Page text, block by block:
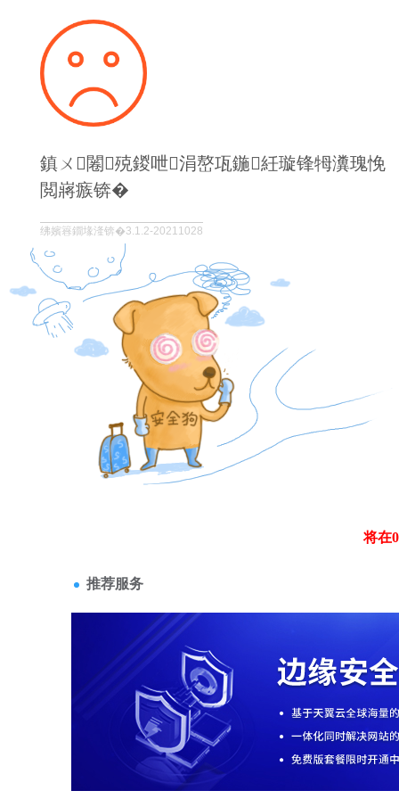
鎮ㄨ闂殑鍐呭涓嶅瓨鍦紝璇锋牳瀵瑰悗
閲嶈瘯锛�
绋嬪簭鐗堟湰锛�3.1.2-20211028